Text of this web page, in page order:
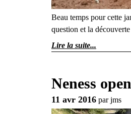
Beau temps pour cette
question et la
Lire la suite
Neness
11 avr 2016 parjms